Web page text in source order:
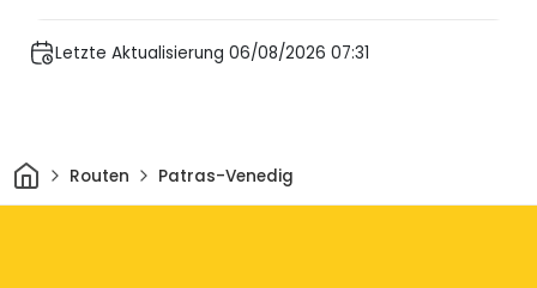
Letzte Aktualisierung 06/08/2026 07:31
HeimRouten Patras-Venedig